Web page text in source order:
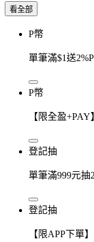
看全部
P幣
單筆滿$1送
P幣
【限全盈
登記抽
單筆滿999元抽
登記抽
【限APP下單